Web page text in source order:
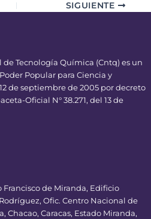
SIGUIENTE
Tecnología Química (Cntq) es un
Popular para Ciencia y
de septiembre de 2005 por decreto
Oficial N° 38.271, del 13 de
Francisco de Miranda, Edificio
Ofic. Centro Nacional de
Chacao, Caracas, Estado Miranda,